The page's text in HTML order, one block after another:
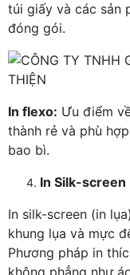
túi giấy và các sản
đóng gói.
In flexo: Ưu điểm
thành rẻ và phù
bao bì.
In Silk-screen
In silk-screen (in
khung lụa và mực
Phương pháp in
không phẳng như